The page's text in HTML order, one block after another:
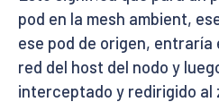
pod en la mesh ambient,
ese pod de origen, entraría
red del host del nodo y
interceptado y redirigido al